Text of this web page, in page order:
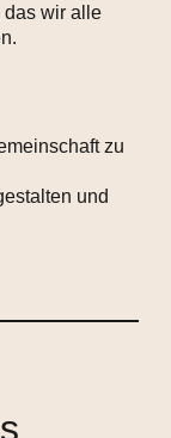
das wir alle
zu
und